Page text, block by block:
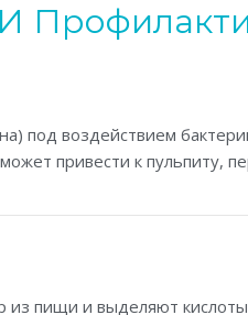
под воздействием
привести к пульпиту,
пищи и выделяют